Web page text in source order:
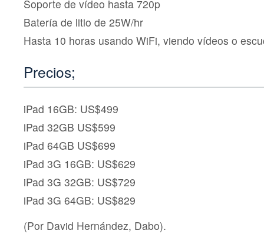
Soporte de vídeo hasta 720p
Batería de litio de 25W/hr
Hasta 10 horas usando WiFi, viendo vídeos o
Precios;
iPad 16GB: US$499
iPad 32GB US$599
iPad 64GB US$699
iPad 3G 16GB: US$629
iPad 3G 32GB: US$729
iPad 3G 64GB: US$829
(Por David Hernández, Dabo).